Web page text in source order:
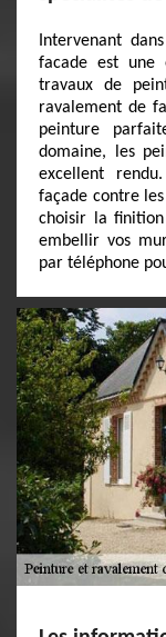
Intervenant
facade est une
travaux de
ravalement de
peinture
domaine, les
excellent
façade contre
choisir la
embellir vos
par téléphone